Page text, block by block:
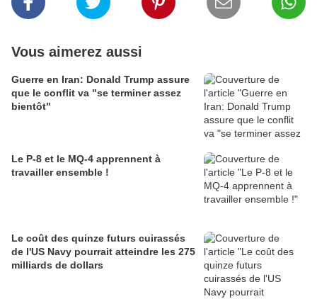
Vous aimerez aussi
Guerre en Iran: Donald Trump assure
que le conflit va "se terminer assez
bientôt"
Le P-8 et le MQ-4 apprennent à
travailler ensemble !
Le coût des quinze futurs cuirassés
de l'US Navy pourrait atteindre les 275
milliards de dollars